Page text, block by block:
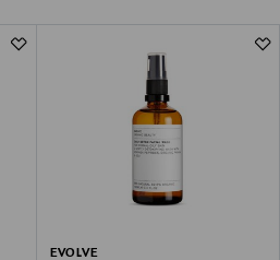
EVOLVE